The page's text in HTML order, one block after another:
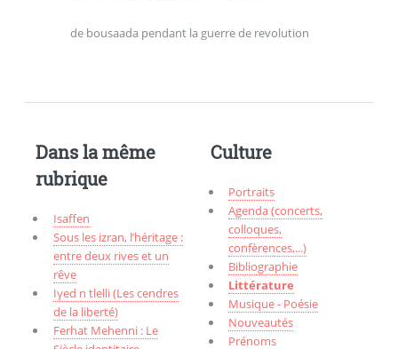
de bousaada pendant la guerre de revolution
Dans la même
rubrique
Isaffen
Sous les izran, l’héritage :
entre deux rives et un
rêve
Iγed n tlelli (Les cendres
de la liberté)
Ferhat Mehenni : Le
Culture
Portraits
Agenda (concerts,
colloques,
confèrences,...)
Bibliographie
Littérature
Musique - Poésie
Nouveautés
Prénoms